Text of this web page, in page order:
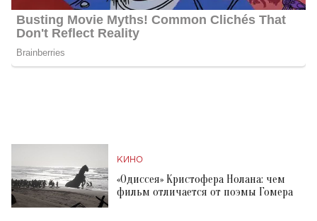
КИНО
«Одиссея» Кристофера Нолана: чем
фильм отличается от поэмы Гомера